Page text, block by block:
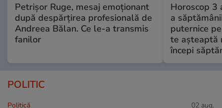
Petrișor Ruge, mesaj emoționant
după despărțirea profesională de
Andreea Bălan. Ce le-a transmis
fanilor
Horoscop 3
a
puternice
te așteaptă
începi
POLITIC
Politică 02 aug.